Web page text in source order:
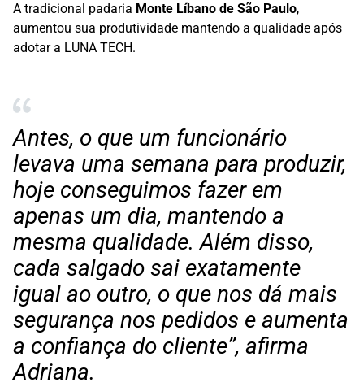
A tradicional padaria Monte Líbano de São Paulo,
aumentou sua produtividade mantendo a qualidade após
adotar a LUNA TECH.
Antes, o que um funcionário
levava uma semana para produzir,
hoje conseguimos fazer em
apenas um dia, mantendo a
mesma qualidade. Além disso,
cada salgado sai exatamente
igual ao outro, o que nos dá mais
segurança nos pedidos e aumenta
a confiança do cliente”, afirma
Adriana.